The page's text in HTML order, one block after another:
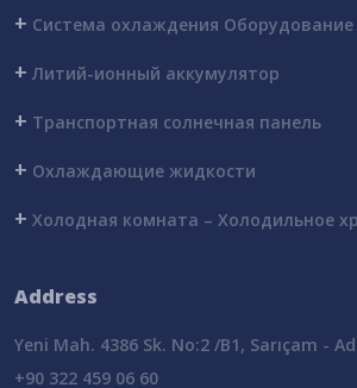
+ Система охлаждения Оборудование
+ Литий-ионный аккумулятор
+ Транспортная солнечная панель
+ Охлаждающие жидкости
+ Холодная комната – Холодильное
Address
Yeni Mah. 4386 Sk. No:2 /B1, Sarıçam -
+90 322 459 06 60